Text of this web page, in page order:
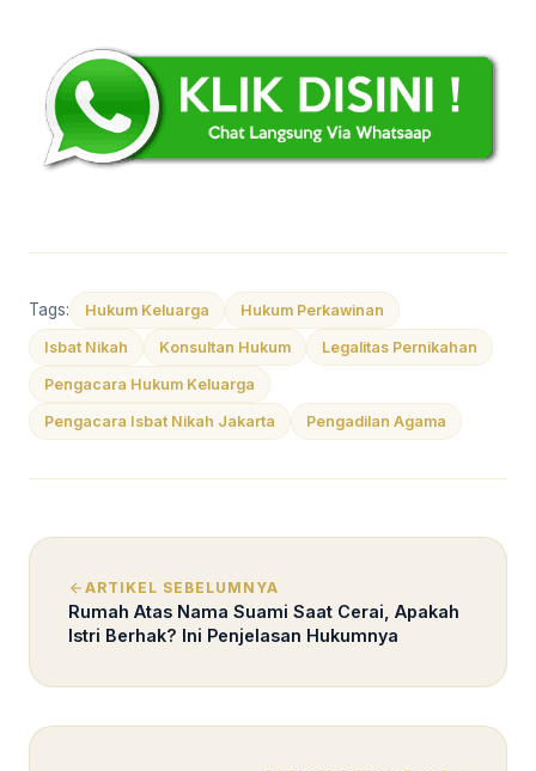
Tags: Hukum Keluarga Hukum Perkawinan
Isbat Nikah Konsultan Hukum Legalitas Pernikahan
Pengacara Hukum Keluarga
Pengacara Isbat Nikah Jakarta Pengadilan Agama
ARTIKEL SEBELUMNYA
Rumah Atas Nama Suami Saat Cerai, Apakah
Istri Berhak? Ini Penjelasan Hukumnya